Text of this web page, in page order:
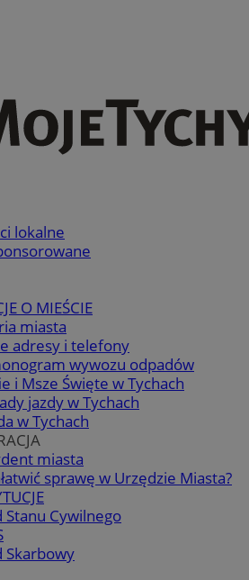
lokalne
O MIEŚCIE
miasta
adresy i telefony
wywozu odpadów
i Msze Święte w Tychach
jazdy w Tychach
w Tychach
miasta
sprawę w Urzędzie Miasta?
Stanu Cywilnego
Skarbowy